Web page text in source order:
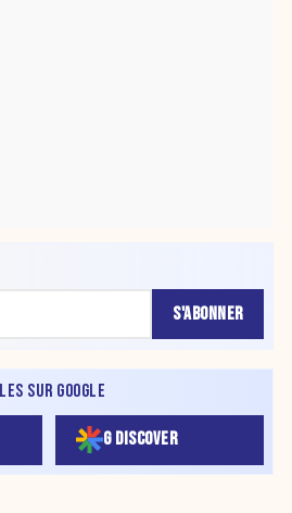
S'ABONNER
SUR GOOGLE
G DISCOVER